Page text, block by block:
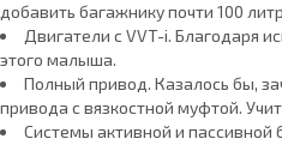
добавить багажнику почти 100
Двигатели с VVT-i. Благодаря
этого малыша.
Полный привод. Казалось бы,
привода с вязкостной муфтой.
Системы активной и пассивной